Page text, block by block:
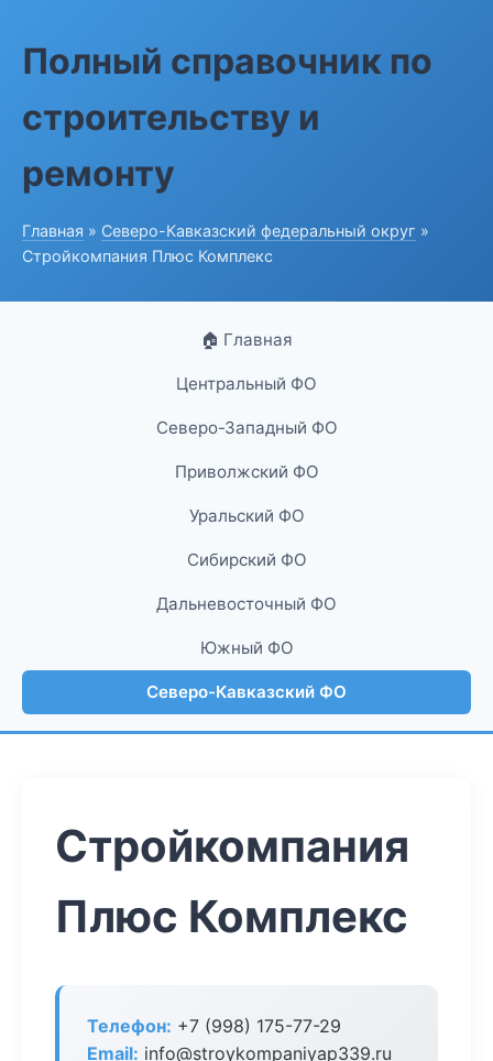
Полный справочник по
строительству и
ремонту
Главная » Северо-Кавказский федеральный округ »
Стройкомпания Плюс Комплекс
🏠 Главная
Центральный ФО
Северо-Западный ФО
Приволжский ФО
Уральский ФО
Сибирский ФО
Дальневосточный ФО
Южный ФО
Северо-Кавказский ФО
Стройкомпания
Плюс Комплекс
Телефон: +7 (998) 175-77-29
Email: info@stroykompaniyap339.ru